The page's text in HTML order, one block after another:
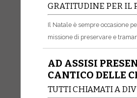
GRATITUDINE PER IL
Il Natale è sempre occasione
missione di preservare e
AD ASSISI
CANTICO DELLE
TUTTI CHIAMATI A